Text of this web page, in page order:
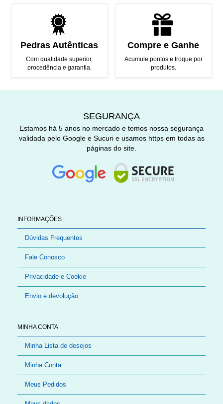
Pedras Autênticas
Com qualidade superior,
procedência e garantia.
Compre e Ganhe
Acumule pontos e troque por
produtos.
INFORMAÇÕES
Dúvidas Frequentes
Fale Conosco
Privacidade e Cookie
Envio e devolução
MINHA CONTA
Minha Lista de desejos
Minha Conta
Meus Pedidos
SEGURANÇA
Estamos há 5 anos no mercado e temos nossa segurança
validada pelo Google e Sucuri e usamos https em todas as
páginas do site.